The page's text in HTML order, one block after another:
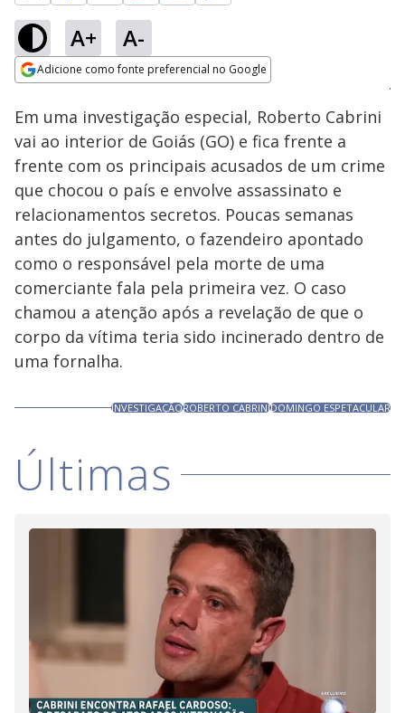
A+ A-
Adicione como fonte preferencial no Google
Ativar
Loaded:
5.72%
Em uma investigação especial, Roberto Cabrini
vai ao interior de Goiás (GO) e fica frente a
frente com os principais acusados de um crime
que chocou o país e envolve assassinato e
relacionamentos secretos. Poucas semanas
antes do julgamento, o fazendeiro apontado
como o responsável pela morte de uma
comerciante fala pela primeira vez. O caso
chamou a atenção após a revelação de que o
corpo da vítima teria sido incinerado dentro de
uma fornalha.
INVESTIGAÇÃOROBERTO CABRINIDOMINGO ESPETACULAR
Últimas